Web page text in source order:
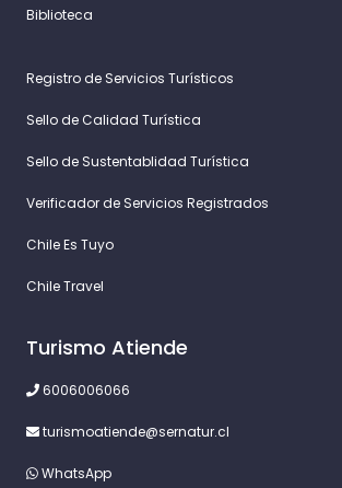
Biblioteca
Registro de Servicios Turísticos
Sello de Calidad Turística
Sello de Sustentablidad Turística
Verificador de Servicios Registrados
Chile Es Tuyo
Chile Travel
Turismo Atiende
6006006066
turismoatiende@sernatur.cl
WhatsApp